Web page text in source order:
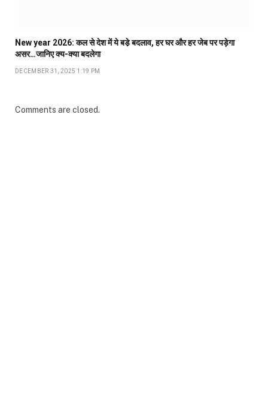
New year 2026: कल से देश में ये बडे़ बदलाव, हर घर और हर जेब पर पड़ेगा
असर…जानिए क्य-क्या बदलेगा
DECEMBER 31, 2025 1:19 PM
Comments are closed.